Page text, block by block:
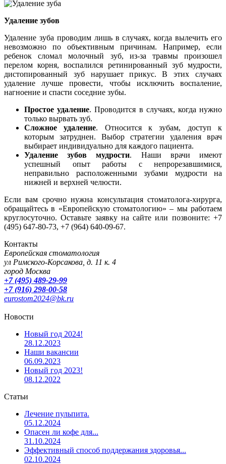
Удаление зубов
Удаление зуба проводим лишь в случаях, когда вылечить его
невозможно по объективным причинам. Например, если
ребенок сломал молочный зуб, из-за травмы произошел
перелом корня, воспалился ретинированный зуб мудрости,
дистопированный зуб нарушает прикус. В этих случаях
удаление лучше провести, чтобы исключить воспаление,
нагноение и спасти соседние зубы.
Простое удаление. Проводится в случаях, когда нужно
только вырвать зуб.
Сложное удаление. Относится к зубам, доступ к
которым затруднен. Выбор стратегии удаления врач
выбирает индивидуально для каждого пациента.
Удаление зубов мудрости. Наши врачи имеют
успешный опыт работы с непрорезавшимися,
неправильно расположенными зубами мудрости на
нижней и верхней челюсти.
Если вам срочно нужна консультация стоматолога-хирурга,
обращайтесь в «Европейскую стоматологию» – мы работаем
круглосуточно. Оставьте заявку на сайте или позвоните: +7
(495) 647-80-73, +7 (964) 640-09-67.
Контакты
Европейская стоматология
ул Римского-Корсакова, д. 11 к. 4
город Москва
+7 (495) 489-29-99
+7 (916) 298-00-58
eurostom2024@bk.ru
Новости
Новый год 2024!
28.12.2023
Наши вакансии
06.09.2023
Новый год 2023!
08.12.2022
Статьи
Лечение пульпита.
05.12.2024
Опасен ли кофе для...
31.10.2024
Эффективный способ поддержания здоровья...
02.10.2024